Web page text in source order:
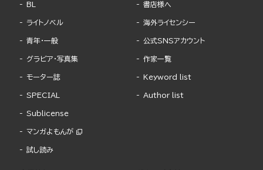
BL
ライトノベル
青年・一般
グラビア・写真集
モーター誌
SPECIAL
Sublicense
マンガよもんが
試し読み
書店様へ
海外ライセンシー
公式SNSアカウント
作家一覧
Keyword list
Author list